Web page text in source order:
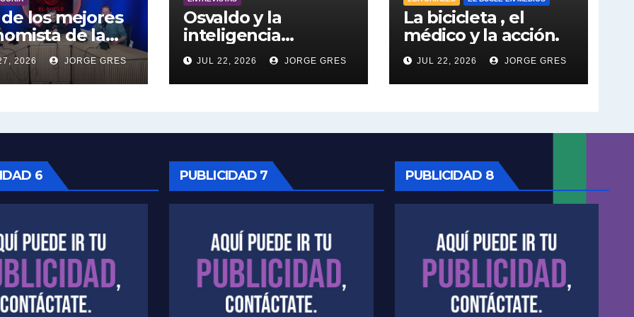
Tuny Kollmann sobre caso Maria Marta Garcia Belsunce - Tuny Kollmann con Jorge Gres
Dalbón sobre el impuesto a la riqueza - Gregorio Dalbon con Jorge Gres
José Urtubey sobre la posibilidad de una candidatura - José Urtubey con Jorge Gres
los mejores
de la
engalana
Gustavo
en vivo
2026 JORGE GRES
Osvaldo y la
inteligencia
artificial.
JUL 22, 2026 JORGE GRES
La bicicleta , el
médico y la acción.
JUL 22, 2026 JORGE GRES
6 PUBLICIDAD 7 PUBLICIDAD 8